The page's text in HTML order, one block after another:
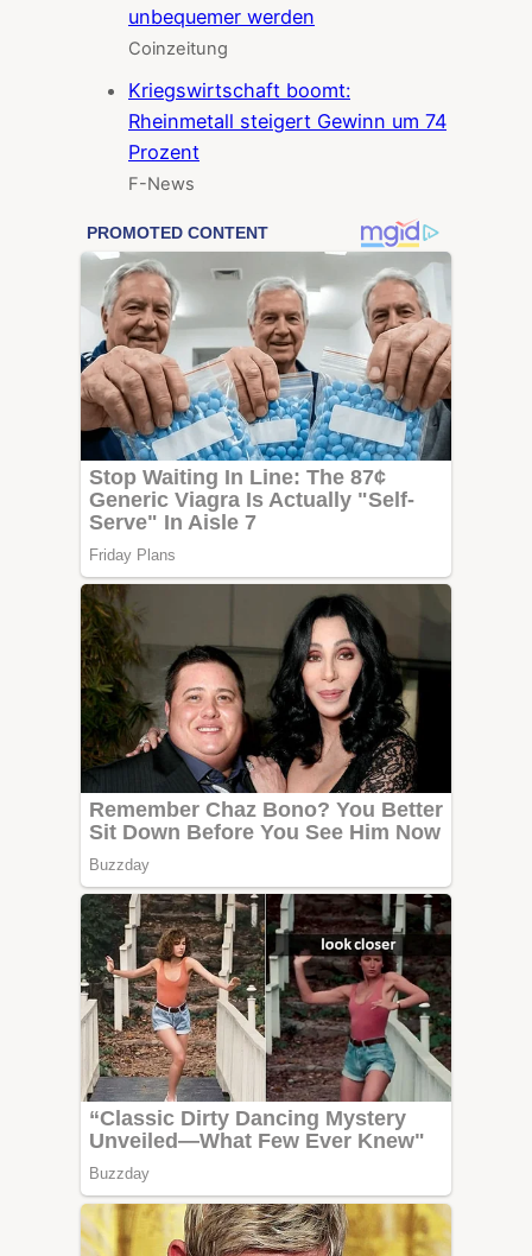
unbequemer werden
Coinzeitung
Kriegswirtschaft boomt:
Rheinmetall steigert Gewinn um 74
Prozent
F-News